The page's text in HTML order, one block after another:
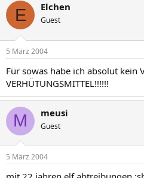
E Elchen
Guest
5 März 2004
Für sowas habe ich absolut kein
VERHÜTUNGSMITTEL!!!!!!
M meusi
Guest
5 März 2004